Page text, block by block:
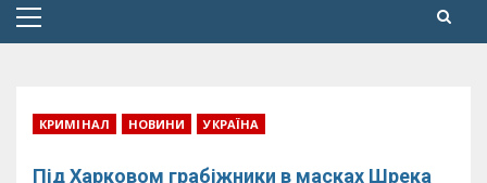
Primary
КРИМІНАЛ НОВИНИ УКРАЇНА
Під Харковом грабіжники в масках Шрека